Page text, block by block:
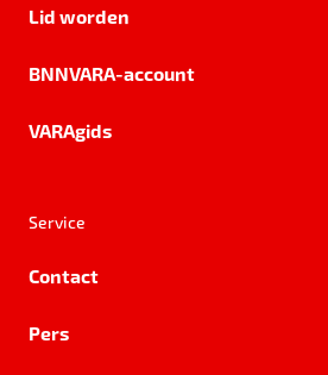
Lid worden
BNNVARA-account
VARAgids
Service
Contact
Pers